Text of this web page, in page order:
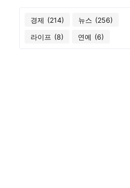
경제 (214) 뉴스 (256)
라이프 (8) 연예 (6)